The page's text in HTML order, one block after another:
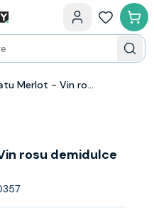
Crama Bratu Merlot - Vin rosu demidulce 5L
rosu demidulce